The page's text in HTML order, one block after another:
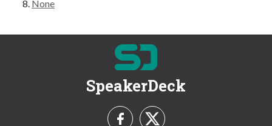
None
SpeakerDeck